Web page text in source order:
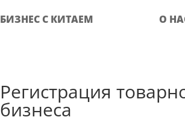
БИЗНЕС С КИТАЕМ О
Регистрация
бизнеса